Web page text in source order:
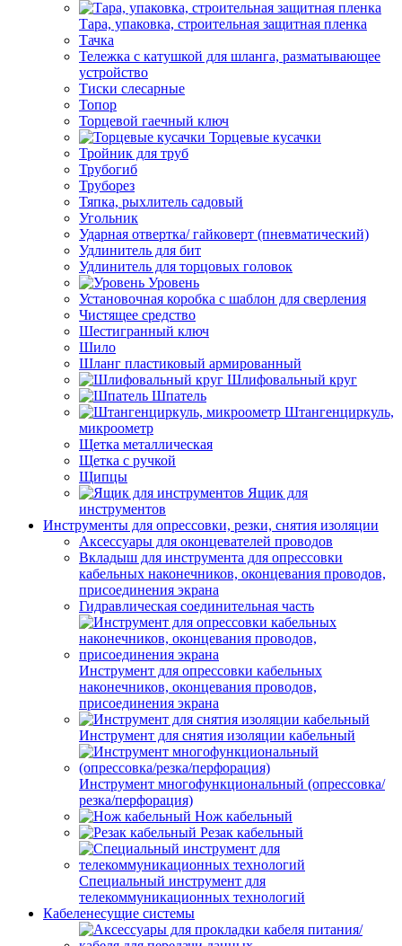
Тара, упаковка, строительная защитная пленка
Тачка
Тележка с катушкой для шланга, разматывающее
устройство
Тиски слесарные
Топор
Торцевой гаечный ключ
Торцевые кусачки
Тройник для труб
Трубогиб
Труборез
Тяпка, рыхлитель садовый
Угольник
Ударная отвертка/ гайковерт (пневматический)
Удлинитель для бит
Удлинитель для торцовых головок
Уровень
Установочная коробка с шаблон для сверления
Чистящее средство
Шестигранный ключ
Шило
Шланг пластиковый армированный
Шлифовальный круг
Шпатель
Штангенциркуль,
микроометр
Щетка металлическая
Щетка с ручкой
Щипцы
Ящик для
инструментов
Инструменты для опрессовки, резки, снятия изоляции
Аксессуары для оконцевателей проводов
Вкладыш для инструмента для опрессовки
кабельных наконечников, оконцевания проводов,
присоединения экрана
Гидравлическая соединительная часть
Инструмент для опрессовки кабельных
наконечников, оконцевания проводов,
присоединения экрана
Инструмент для снятия изоляции кабельный
Инструмент многофункциональный (опрессовка/
резка/перфорация)
Нож кабельный
Резак кабельный
Специальный инструмент для
телекоммуникационных технологий
Кабеленесущие системы